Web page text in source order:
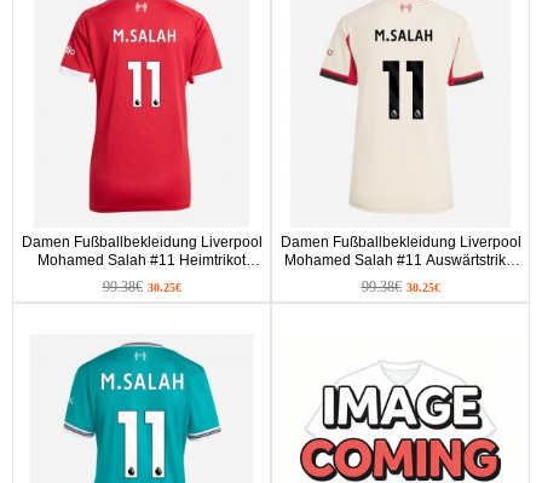
Damen Fußballbekleidung Liverpool
Mohamed Salah #11 Heimtrikot
2025-26 Kurzarm
99.38€ 30.25€
Damen Fußballbekleidung Liverpool
Mohamed Salah #11 Auswärtstrikot
2025-26 Kurzarm
99.38€ 30.25€